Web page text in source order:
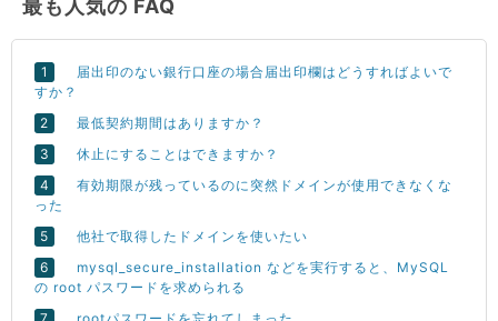
最も人気の FAQ
届出印のない銀行口座の場合届出印欄はどうすればよいで
すか？
最低契約期間はありますか？
休止にすることはできますか？
有効期限が残っているのに突然ドメインが使用できなくな
った
他社で取得したドメインを使いたい
mysql_secure_installation などを実行すると、MySQL
の root パスワードを求められる